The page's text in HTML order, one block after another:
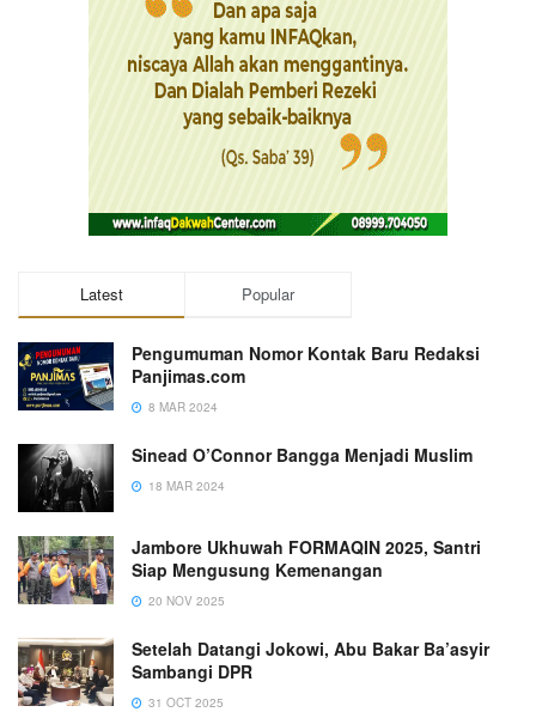
Latest Popular
Pengumuman Nomor Kontak Baru Redaksi
Panjimas.com
8 MAR 2024
Sinead O’Connor Bangga Menjadi Muslim
18 MAR 2024
Jambore Ukhuwah FORMAQIN 2025, Santri
Siap Mengusung Kemenangan
20 NOV 2025
Setelah Datangi Jokowi, Abu Bakar Ba’asyir
Sambangi DPR
31 OCT 2025